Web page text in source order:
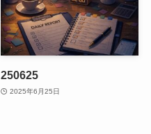
250625
2025年6月25日